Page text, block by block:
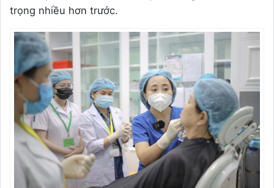
trọng nhiều hơn trước.